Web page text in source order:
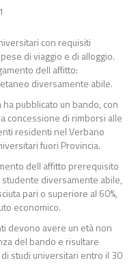
con requisiti
di viaggio e di alloggio.
dell affitto:
diversamente abile.
pubblicato un bando, con
concessione di rimborsi alle
residenti nel Verbano
fuori Provincia.
dell affitto prerequisito
diversamente abile,
pari o superiore al 60%,
economico.
devono avere un età non
del bando e risultare
studi universitari entro il 30